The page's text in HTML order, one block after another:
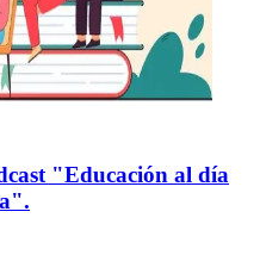
"Educación al día